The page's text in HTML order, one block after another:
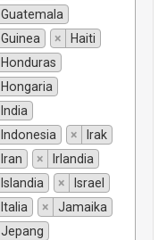
Guatemala
Guinea ×
Haiti
Honduras
Hongaria
India
Indonesia ×
Irak
Iran ×
Irlandia
Islandia ×
Israel
Italia ×
Jamaika
Jepang